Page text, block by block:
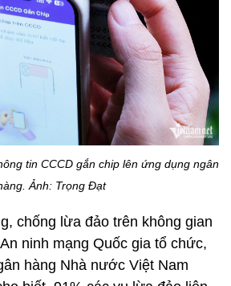
tin CCCD gắn chip lên ứng dụng ngân
Ảnh: Trọng Đạt
chống lừa đảo trên không gian
ninh mạng Quốc gia tổ chức,
hàng Nhà nước Việt Nam